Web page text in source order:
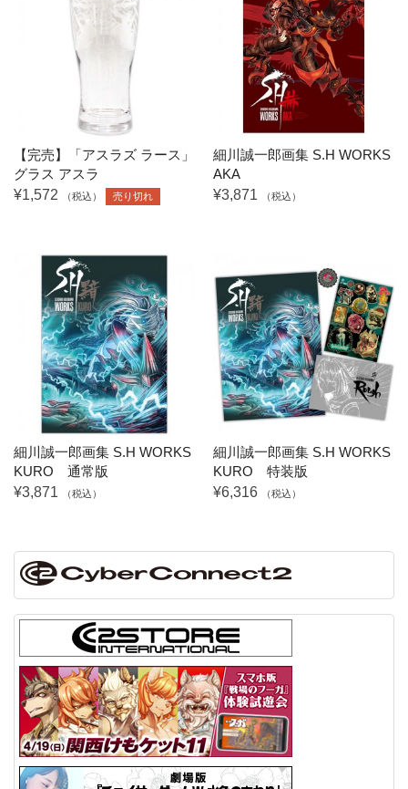
【完売】「アスラズ ラース」
グラス アスラ
¥1,572
（税込） 売り切れ
細川誠一郎画集 S.H WORKS
AKA
¥3,871
（税込）
細川誠一郎画集 S.H WORKS
KURO 通常版
¥3,871
（税込）
細川誠一郎画集 S.H WORKS
KURO 特装版
¥6,316
（税込）